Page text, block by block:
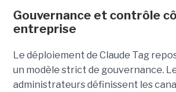
Gouvernance et contrôle
entreprise
Le déploiement de Claude Tag
un modèle strict de gouvernance.
administrateurs définissent les